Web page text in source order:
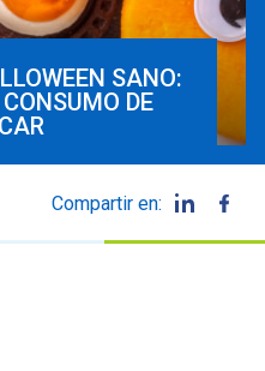
SANO:
DE
Compartir en: